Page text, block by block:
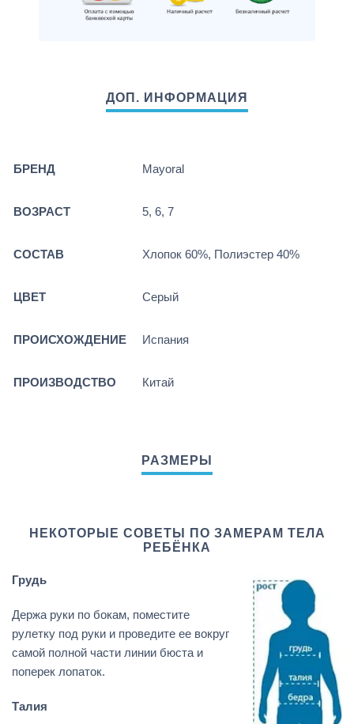
БРЕНД Mayoral
ВОЗРАСТ 5, 6, 7
СОСТАВ Хлопок 60%, Полиэстер 40%
ЦВЕТ Серый
ПРОИСХОЖДЕНИЕ Испания
ПРОИЗВОДСТВО Китай
НЕКОТОРЫЕ СОВЕТЫ ПО ЗАМЕРАМ ТЕЛА
РЕБЁНКА
Грудь
Держа руки по бокам, поместите
рулетку под руки и проведите ее вокруг
самой полной части линии бюста и
поперек лопаток.
Талия